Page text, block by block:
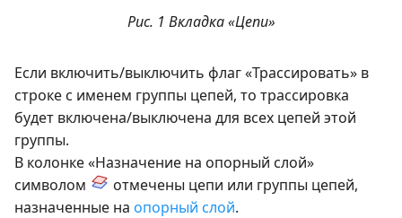
Рис. 1 Вкладка «Цепи»
Если включить/выключить флаг «Трассировать» в
строке с именем группы цепей, то трассировка
будет включена/выключена для всех цепей этой
группы.
В колонке «Назначение на опорный слой»
символом
отмечены цепи или группы цепей,
назначенные на опорный слой.